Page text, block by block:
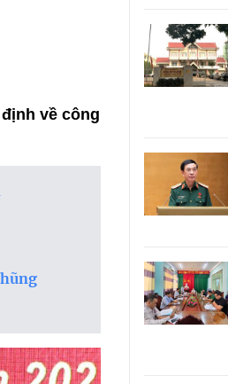
về công